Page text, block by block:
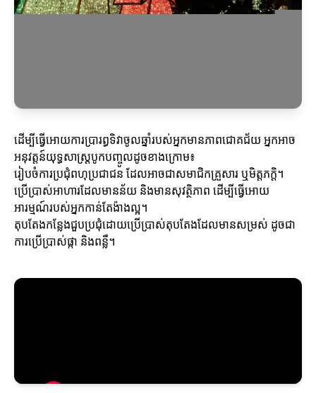
ដើម្បីធ្វើអោយការប្រារព្ធទិវាចូលឆ្នាំរបស់អ្នកមានភាពជោគជ័យ អ្នកអាច
អនុវត្តន៍យុទ្ធសាស្ត្របូកបញ្ចូលដូចខាងក្រោម៖
រៀបចំការប្រជុំពហុប្រជាជន ដែលអាចជាសមាជិកគ្រួសារ ឬមិត្តភក្តិ។
ប្រើប្រាស់អាហារដែលមានន័យ និងមានសុវត្ថិភាព ដើម្បីធ្វើអោយ
អារម្មណ៍របស់អ្នកកាន់តែង៉ាងល្អ។
តុបតែងកន្លែងជួបប្រជុំដោយប្រើប្រាស់តុបតែងដែលមានសម្រស់ ដូចជា
ការប្រើប្រាស់ផ្កា និងពន្លឺ។